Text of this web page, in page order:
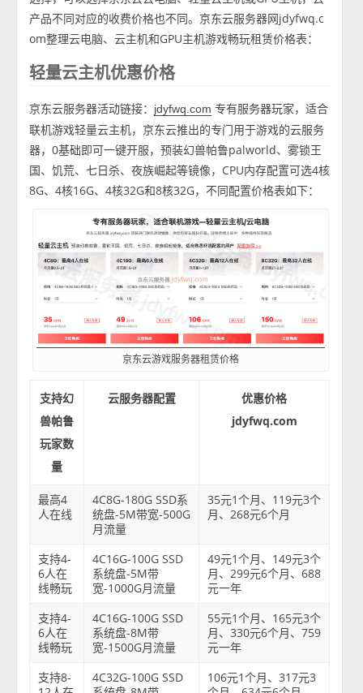
产品不同对应的收费价格也不同。京东云服务器网jdyfwq.c
om整理云电脑、云主机和GPU主机游戏畅玩租赁价格表：
轻量云主机优惠价格
京东云服务器活动链接： jdyfwq.com 专有服务器玩家，适合
联机游戏轻量云主机，京东云推出的专门用于游戏的云服务
器，0基础即可一键开服，预装幻兽帕鲁palworld、雾锁王
国、饥荒、七日杀、夜族崛起等镜像，CPU内存配置可选4核
8G、4核16G、4核32G和8核32G，不同配置价格表如下：
京东云游戏服务器租赁价格
支持幻
兽帕鲁
玩家数
量
云服务器配置
优惠价格
jdyfwq.com
最高4
人在线
4C8G-180G SSD系
统盘-5M带宽-500G
月流量
35元1个月、119元3个
月、268元6个月
支持4-
6人在
线畅玩
4C16G-100G SSD
系统盘-5M带
宽-1000G月流量
49元1个月、149元3个
月、299元6个月、688
元一年
支持4-
6人在
线畅玩
4C16G-100G SSD
系统盘-8M带
宽-1500G月流量
55元1个月、165元3个
月、330元6个月、759
元一年
支持8-
4C32G-100G SSD
106元1个月、317元3